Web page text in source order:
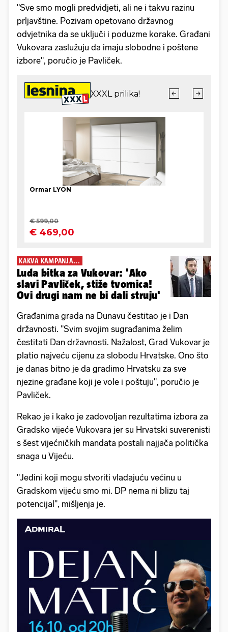
"Sve smo mogli predvidjeti, ali ne i takvu razinu
prljavštine. Pozivam opetovano državnog
odvjetnika da se uključi i poduzme korake. Građani
Vukovara zaslužuju da imaju slobodne i poštene
izbore", poručio je Pavliček.
KAKVA KAMPANJA...
Luda bitka za Vukovar: 'Ako
slavi Pavliček, stiže tvornica!
Ovi drugi nam ne bi dali struju'
Građanima grada na Dunavu čestitao je i Dan
državnosti. "Svim svojim sugrađanima želim
čestitati Dan državnosti. Nažalost, Grad Vukovar je
platio najveću cijenu za slobodu Hrvatske. Ono što
je danas bitno je da gradimo Hrvatsku za sve
njezine građane koji je vole i poštuju", poručio je
Pavliček.
Rekao je i kako je zadovoljan rezultatima izbora za
Gradsko vijeće Vukovara jer su Hrvatski suverenisti
s šest vijećničkih mandata postali najjača politička
snaga u Vijeću.
"Jedini koji mogu stvoriti vladajuću većinu u
Gradskom vijeću smo mi. DP nema ni blizu taj
potencijal", mišljenja je.